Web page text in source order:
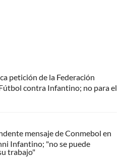
petición de la Federación
contra Infantino; no para el
mensaje de Conmebol en
Infantino; "no se puede
trabajo"